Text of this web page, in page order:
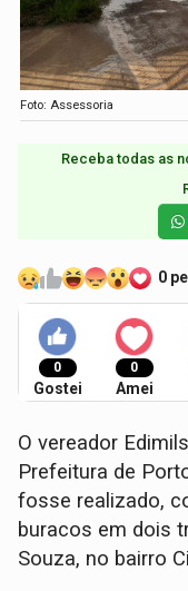
Foto: Assessoria
Receba todas as
0
0
Gostei
0
Amei
O vereador
Prefeitura de
fosse realizado,
buracos em dois
Souza, no bairro